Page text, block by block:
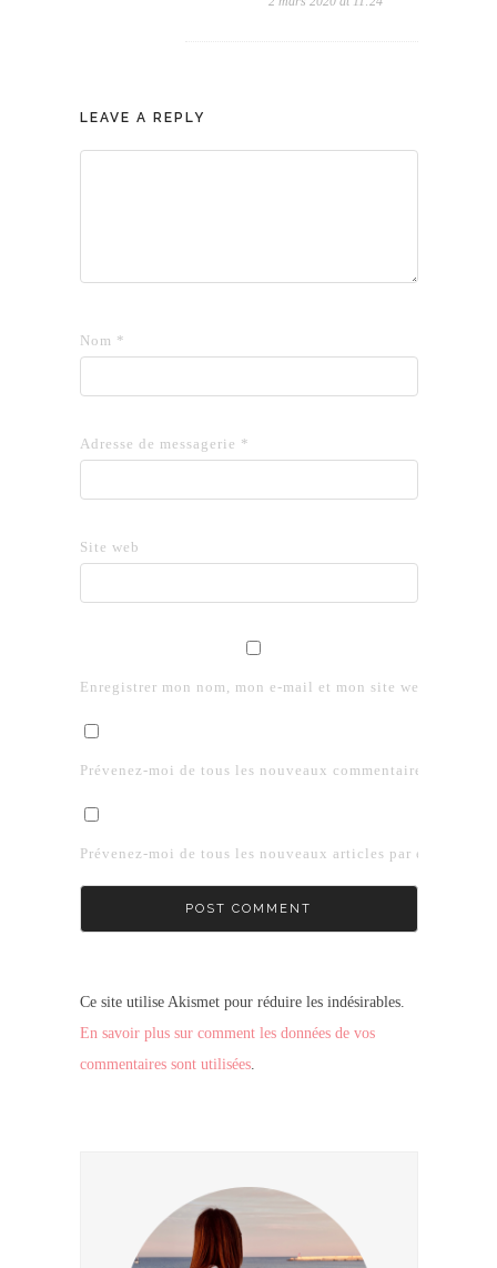
LEAVE A REPLY
Nom *
Adresse de messagerie *
Site web
Enregistrer mon nom, mon e-mail et mon site web dans le
Prévenez-moi de tous les nouveaux commentaires par e-
Prévenez-moi de tous les nouveaux articles par e-mail.
Ce site utilise Akismet pour réduire les indésirables.
En savoir plus sur comment les données de vos
commentaires sont utilisées.